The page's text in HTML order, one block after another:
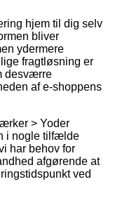
hjem til dig selv
bliver
ydermere
fragtløsning er
desværre
af e-shoppens
> Yoder
i nogle tilfælde
har behov for
afgørende at
ved